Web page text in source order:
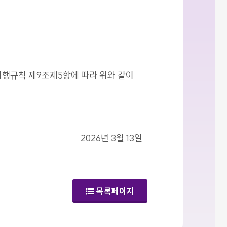
행규칙 제9조제5항에 따라 위와 같이
2026년 3월 13일
목록페이지